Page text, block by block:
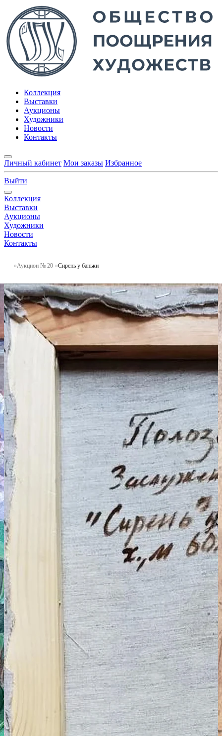
Коллекция
Выставки
Аукционы
Художники
Новости
Контакты
Личный кабинет Мои заказы Избранное
Выйти
Коллекция
Выставки
Аукционы
Художники
Новости
Контакты
Аукцион № 20 Сирень у баньки